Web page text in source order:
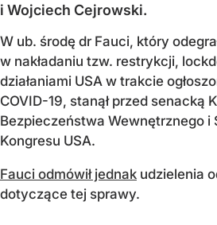
i Wojciech Cejrowski.
W ub. środę dr Fauci, który
w nakładaniu tzw. restrykcji,
działaniami USA w trakcie
COVID-19, stanął przed senacką
Bezpieczeństwa Wewnętrznego i
Kongresu USA.
Fauci odmówił jednak udzielenia
dotyczące tej sprawy.